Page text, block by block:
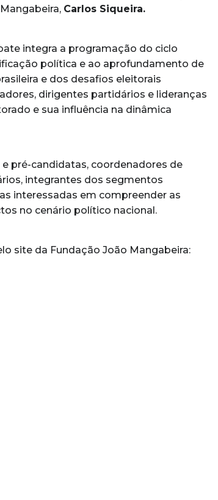
Carlos Siqueira.
integra a programação do ciclo
política e ao aprofundamento de
e dos desafios eleitorais
dirigentes partidários e lideranças
e sua influência na dinâmica
pré-candidatas, coordenadores de
integrantes dos segmentos
interessadas em compreender as
no cenário político nacional.
site da Fundação João Mangabeira: